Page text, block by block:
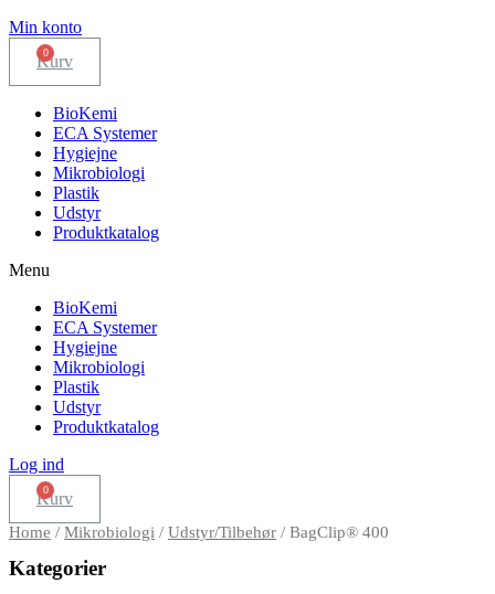
Min konto
Kurv
BioKemi
ECA Systemer
Hygiejne
Mikrobiologi
Plastik
Udstyr
Produktkatalog
Menu
BioKemi
ECA Systemer
Hygiejne
Mikrobiologi
Plastik
Udstyr
Produktkatalog
Log ind
Kurv
Home / Mikrobiologi / Udstyr/Tilbehør / BagClip® 400
Kategorier